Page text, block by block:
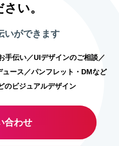
い。
いができます
手伝い／UIデザインのご相談／
ース／パンフレット・DMなど
のビジュアルデザイン
合わせ